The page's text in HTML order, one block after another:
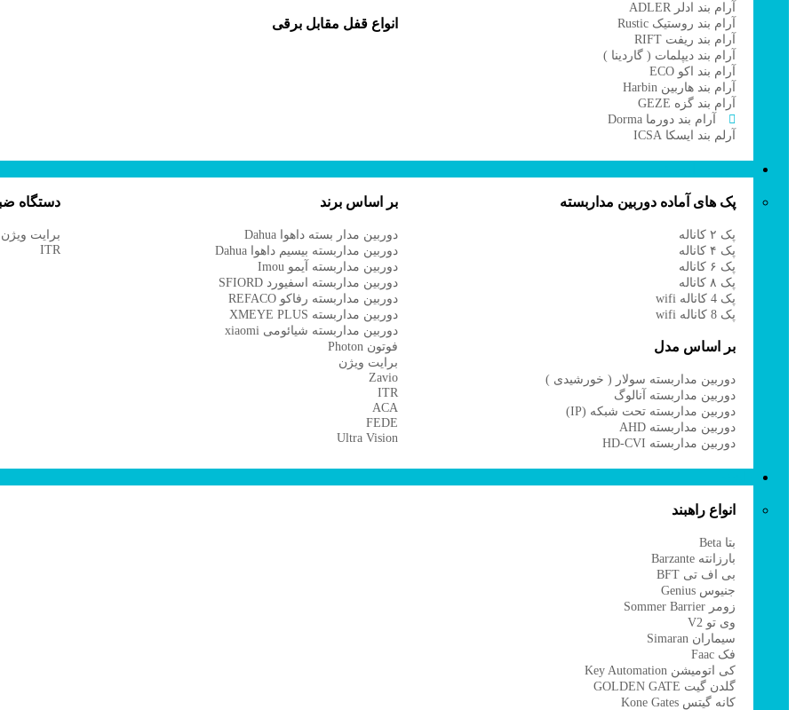
آرام بند ادلر ADLER
آرام بند روستیک Rustic
آرام بند ریفت RIFT
آرام بند دیپلمات ( گاردینا )
آرام بند اکو ECO
آرام بند هاربین Harbin
آرام بند گزه GEZE
آرام بند دورما Dorma
آرلم بند ایسکا ICSA
انواع قفل مقابل برقی
پک های آماده دوربین مداربسته
پک ۲ کاناله
پک ۴ کاناله
پک ۶ کاناله
پک ۸ کاناله
پک 4 کاناله wifi
پک 8 کاناله wifi
بر اساس مدل
دوربین مداربسته سولار ( خورشیدی )
دوربین مداربسته آنالوگ
دوربین مداربسته تحت شبکه (IP)
دوربین مداربسته AHD
دوربین مداربسته HD-CVI
بر اساس برند
دوربین مدار بسته داهوا Dahua
دوربین مداربسته بیسیم داهوا Dahua
دوربین مداربسته آیمو Imou
دوربین مداربسته اسفیورد SFIORD
دوربین مداربسته رفاکو REFACO
دوربین مداربسته XMEYE PLUS
دوربین مداربسته شیائومی xiaomi
فوتون Photon
برایت ویژن
Zavio
ITR
ACA
FEDE
Ultra Vision
دستگاه
برایت ویژن
ITR
انواع راهبند
بتا Beta
بارزانته Barzante
بی اف تی BFT
جنیوس Genius
زومر Sommer Barrier
وی تو V2
سیماران Simaran
فک Faac
کی اتومیشن Key Automation
گلدن گیت GOLDEN GATE
کانه گیتس Kone Gates